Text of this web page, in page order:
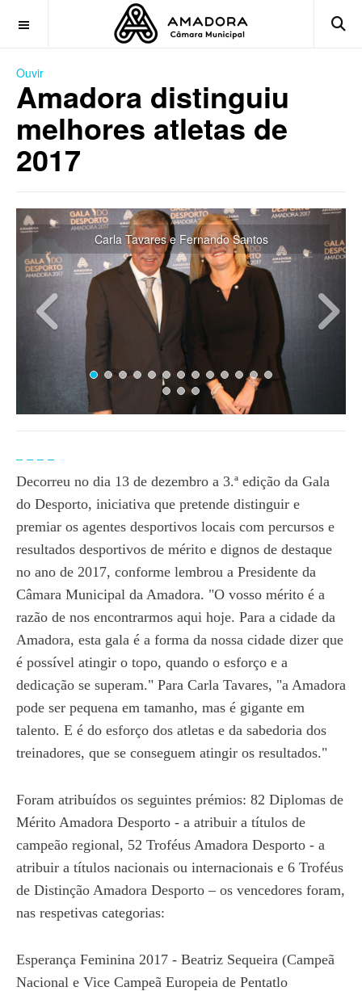
Ouvir
Amadora distinguiu
melhores atletas de
2017
Carla Tavares e Fernando Santos
Previous Next
Decorreu no dia 13 de dezembro a 3.ª edição da Gala
do Desporto, iniciativa que pretende distinguir e
premiar os agentes desportivos locais com percursos e
resultados desportivos de mérito e dignos de destaque
no ano de 2017, conforme lembrou a Presidente da
Câmara Municipal da Amadora. "O vosso mérito é a
razão de nos encontrarmos aqui hoje. Para a cidade da
Amadora, esta gala é a forma da nossa cidade dizer que
é possível atingir o topo, quando o esforço e a
dedicação se superam." Para Carla Tavares, "a Amadora
pode ser pequena em tamanho, mas é gigante em
talento. E é do esforço dos atletas e da sabedoria dos
treinadores, que se conseguem atingir os resultados."
Foram atribuídos os seguintes prémios: 82 Diplomas de
Mérito Amadora Desporto - a atribuir a títulos de
campeão regional, 52 Troféus Amadora Desporto - a
atribuir a títulos nacionais ou internacionais e 6 Troféus
de Distinção Amadora Desporto – os vencedores foram,
nas respetivas categorias:
Esperança Feminina 2017 - Beatriz Sequeira (Campeã
Nacional e Vice Campeã Europeia de Pentatlo